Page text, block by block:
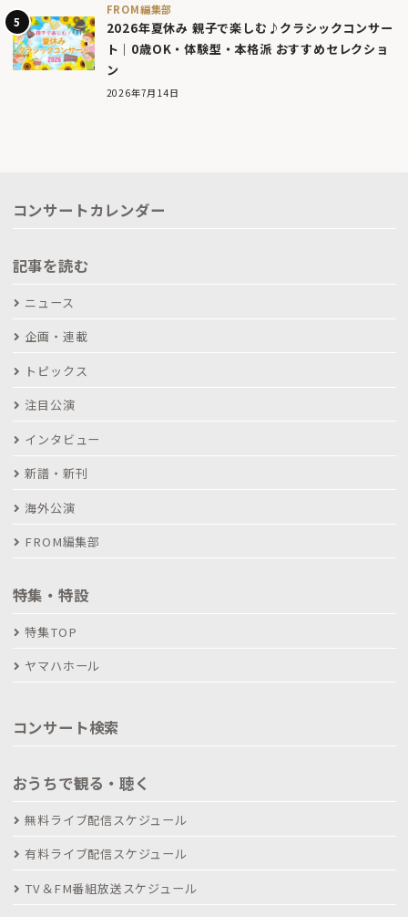
FROM編集部
2026年夏休み 親子で楽しむ♪クラシックコンサー
ト｜0歳OK・体験型・本格派 おすすめセレクショ
ン
2026年7月14日
コンサートカレンダー
記事を読む
ニュース
企画・連載
トピックス
注目公演
インタビュー
新譜・新刊
海外公演
FROM編集部
特集・特設
特集TOP
ヤマハホール
コンサート検索
おうちで観る・聴く
無料ライブ配信スケジュール
有料ライブ配信スケジュール
TV＆FM番組放送スケジュール